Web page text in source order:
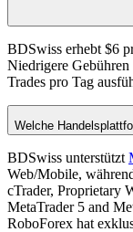
BDSwiss erhebt $6
Niedrigere
Trades pro Tag
Welche
BDSwiss unterstützt
Web/Mobile,
cTrader, Proprietary
MetaTrader 5 and
RoboForex hat